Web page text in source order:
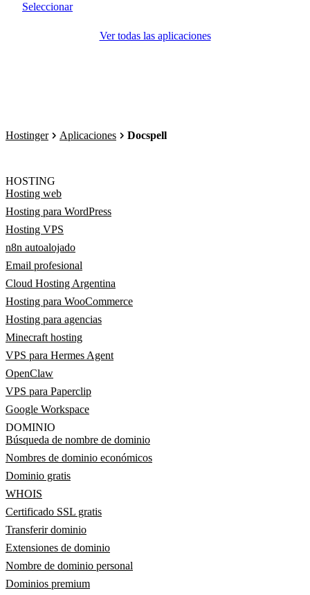
Seleccionar
Ver todas las aplicaciones
Hostinger Aplicaciones Docspell
HOSTING
Hosting web
Hosting para WordPress
Hosting VPS
n8n autoalojado
Email profesional
Cloud Hosting Argentina
Hosting para WooCommerce
Hosting para agencias
Minecraft hosting
VPS para Hermes Agent
OpenClaw
VPS para Paperclip
Google Workspace
DOMINIO
Búsqueda de nombre de dominio
Nombres de dominio económicos
Dominio gratis
WHOIS
Certificado SSL gratis
Transferir dominio
Extensiones de dominio
Nombre de dominio personal
Dominios premium